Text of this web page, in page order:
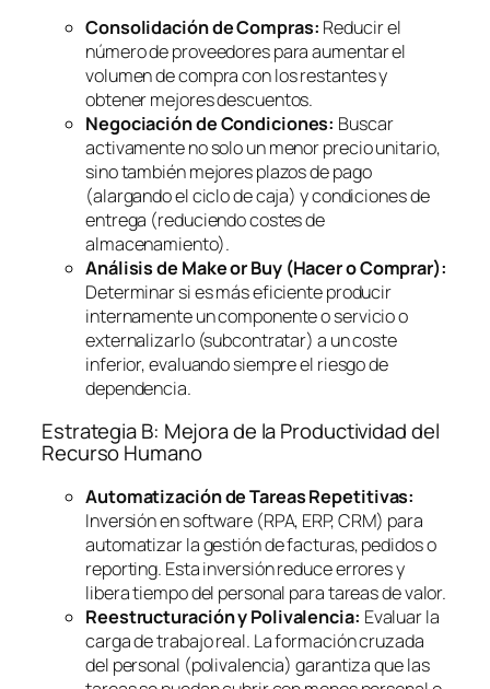
Consolidación de Compras: Reducir el
número de proveedores para aumentar el
volumen de compra con los restantes y
obtener mejores descuentos.
Negociación de Condiciones: Buscar
activamente no solo un menor precio unitario,
sino también mejores plazos de pago
(alargando el ciclo de caja) y condiciones de
entrega (reduciendo costes de
almacenamiento).
Análisis de Make or Buy(Hacer o Comprar):
Determinar si es más eficiente producir
internamente un componente o servicio o
externalizarlo (subcontratar) a un coste
inferior, evaluando siempre el riesgo de
dependencia.
Estrategia B: Mejora de la Productividad del
Recurso Humano
Automatización de Tareas Repetitivas:
Inversión ensoftware(RPA, ERP, CRM) para
automatizar la gestión de facturas, pedidos o
reporting. Esta inversión reduce errores y
libera tiempo del personal para tareas de valor.
Reestructuración y Polivalencia: Evaluar la
carga de trabajo real. La formación cruzada
del personal (polivalencia) garantiza que las